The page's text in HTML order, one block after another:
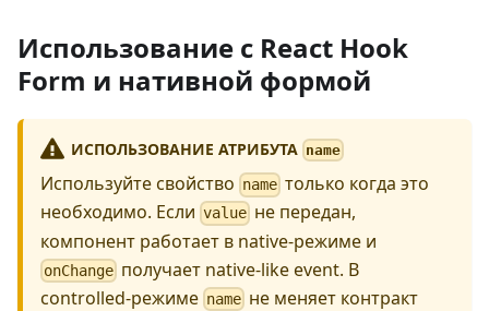
Использование с React Hook
Form и нативной формой
ИСПОЛЬЗОВАНИЕ АТРИБУТА name
Используйте свойство name только когда это
необходимо. Если value не передан,
компонент работает в native-режиме и
onChange получает native-like event. В
controlled-режиме name не меняет контракт